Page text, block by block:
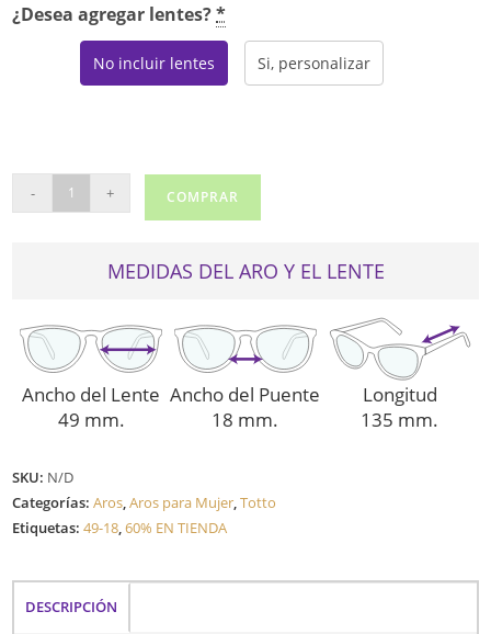
¿Desea agregar lentes?*
No incluir lentes Si, personalizar
T330
- + COMPRAR
MEDIDAS DEL ARO Y EL LENTE
Ancho del Lente
49 mm.
Ancho del Puente
18 mm.
Longitud
135 mm.
SKU: N/D
Categorías:Aros,Aros para Mujer,Totto
Etiquetas:49-18,60% EN TIENDA
DESCRIPCIÓN